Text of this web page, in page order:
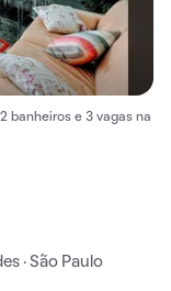
banheiros e 3 vagas na
· São Paulo